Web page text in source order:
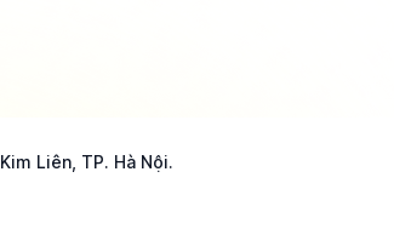
Liên, TP. Hà Nội.